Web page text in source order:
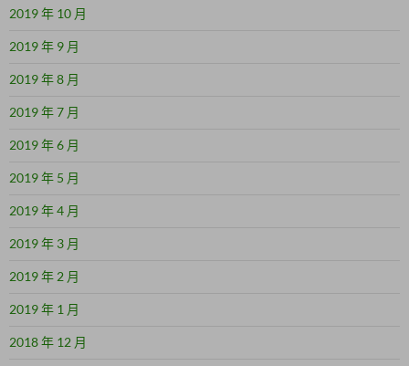
2019 年 10 月
2019 年 9 月
2019 年 8 月
2019 年 7 月
2019 年 6 月
2019 年 5 月
2019 年 4 月
2019 年 3 月
2019 年 2 月
2019 年 1 月
2018 年 12 月